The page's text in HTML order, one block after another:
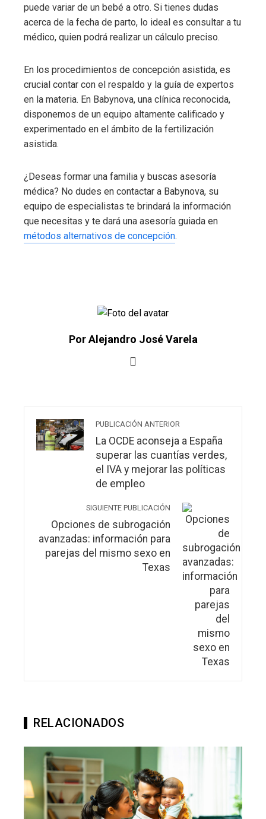
puede variar de un bebé a otro. Si tienes dudas
acerca de la fecha de parto, lo ideal es consultar a tu
médico, quien podrá realizar un cálculo preciso.
En los procedimientos de concepción asistida, es
crucial contar con el respaldo y la guía de expertos
en la materia. En Babynova, una clínica reconocida,
disponemos de un equipo altamente calificado y
experimentado en el ámbito de la fertilización
asistida.
¿Deseas formar una familia y buscas asesoría
médica? No dudes en contactar a Babynova, su
equipo de especialistas te brindará la información
que necesitas y te dará una asesoría guiada en
métodos alternativos de concepción.
Por Alejandro José Varela
PUBLICACIÓN ANTERIOR
La OCDE aconseja a España
superar las cuantías verdes,
el IVA y mejorar las políticas
de empleo
SIGUIENTE PUBLICACIÓN
Opciones de subrogación
avanzadas: información para
parejas del mismo sexo en
Texas
RELACIONADOS